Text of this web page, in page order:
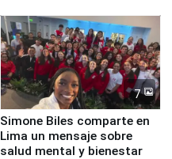
7
Simone Biles comparte en
Lima un mensaje sobre
salud mental y bienestar